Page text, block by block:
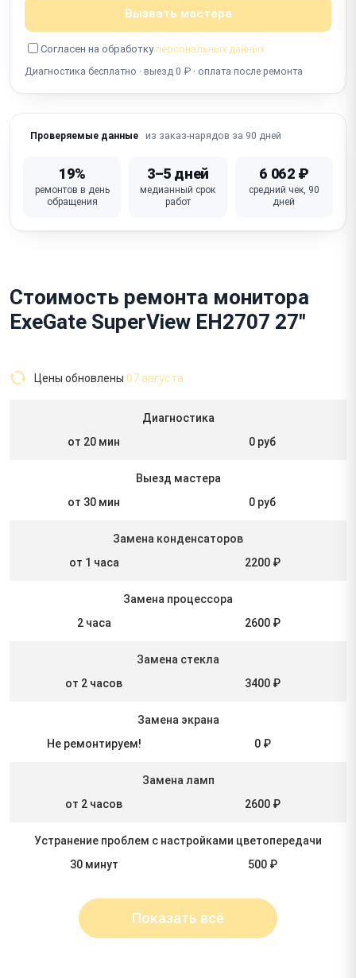
Вызвать мастера
Согласен на обработку персональных данных
Диагностика бесплатно · выезд 0 ₽ · оплата после ремонта
Проверяемые данные из заказ-нарядов за 90 дней
19%
ремонтов в день
обращения
3–5 дней
медианный срок
работ
6 062 ₽
средний чек, 90
дней
Стоимость ремонта монитора
ExeGate SuperView EH2707 27"
Цены обновлены 07 августа
Диагностика
от 20 мин
0 руб
Выезд мастера
от 30 мин
0 руб
Замена конденсаторов
от 1 часа
2200 ₽
Замена процессора
2 часа
2600 ₽
Замена стекла
от 2 часов
3400 ₽
Замена экрана
Не ремонтируем!
0 ₽
Замена ламп
от 2 часов
2600 ₽
Устранение проблем с настройками цветопередачи
30 минут
500 ₽
Показать всё